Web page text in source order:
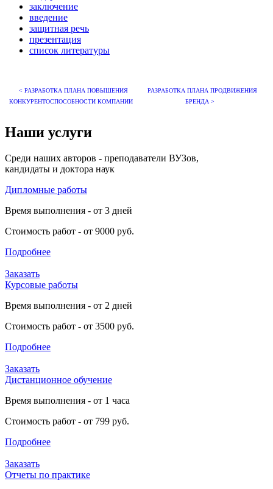
заключение
введение
защитная речь
презентация
список литературы
< РАЗРАБОТКА ПЛАНА ПОВЫШЕНИЯ
КОНКУРЕНТОСПОСОБНОСТИ КОМПАНИИ
РАЗРАБОТКА ПЛАНА ПРОДВИЖЕНИЯ
БРЕНДА >
Наши услуги
Среди наших авторов - преподаватели ВУЗов,
кандидаты и доктора наук
Дипломные работы
Время выполнения - от 3 дней
Стоимость работ - от 9000 руб.
Подробнее
Заказать
Курсовые работы
Время выполнения - от 2 дней
Стоимость работ - от 3500 руб.
Подробнее
Заказать
Дистанционное обучение
Время выполнения - от 1 часа
Стоимость работ - от 799 руб.
Подробнее
Заказать
Отчеты по практике